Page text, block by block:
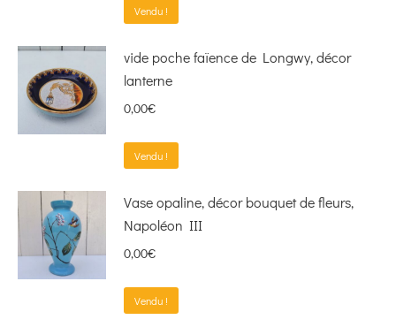
Vendu !
vide poche faïence de Longwy, décor
lanterne
0,00€
Vendu !
Vase opaline, décor bouquet de fleurs,
Napoléon III
0,00€
Vendu !